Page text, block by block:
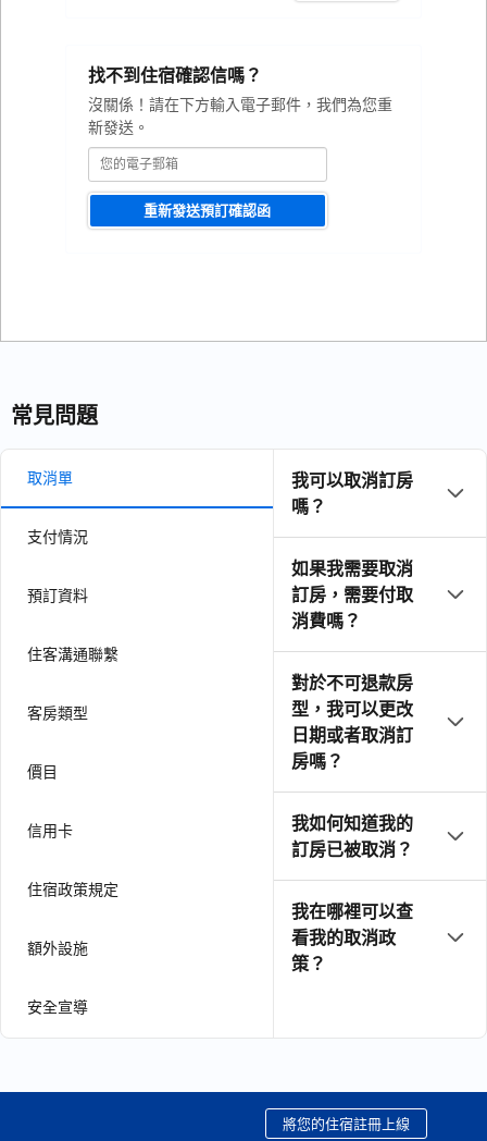
找不到住宿確認信嗎？
沒關係！請在下方輸入電子郵件，我們為您重
新發送。
重新發送預訂確認函
常見問題
取消單
支付情況
預訂資料
住客溝通聯繫
客房類型
價目
信用卡
住宿政策規定
額外設施
安全宣導
我可以取消訂房
嗎？
如果我需要取消
訂房，需要付取
消費嗎？
對於不可退款房
型，我可以更改
日期或者取消訂
房嗎？
我如何知道我的
訂房已被取消？
我在哪裡可以查
看我的取消政
策？
將您的住宿註冊上線